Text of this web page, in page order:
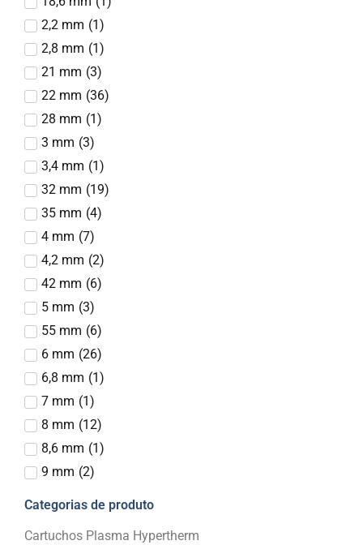
2,2 mm (1)
2,8 mm (1)
21 mm (3)
22 mm (36)
28 mm (1)
3 mm (3)
3,4 mm (1)
32 mm (19)
35 mm (4)
4 mm (7)
4,2 mm (2)
42 mm (6)
5 mm (3)
55 mm (6)
6 mm (26)
6,8 mm (1)
7 mm (1)
8 mm (12)
8,6 mm (1)
9 mm (2)
Categorias de produto
Cartuchos Plasma Hypertherm